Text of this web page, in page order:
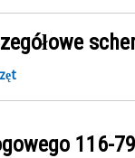
116-